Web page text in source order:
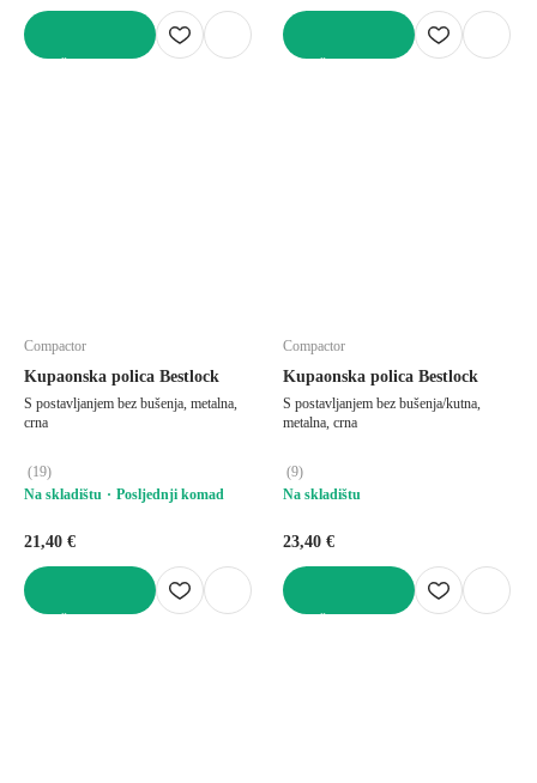
Compactor
Kupaonska polica Bestlock
S postavljanjem bez bušenja, metalna,
crna
(19)
Na skladištu
Posljednji komad
21,40 €
Compactor
Kupaonska polica Bestlock
S postavljanjem bez bušenja/kutna,
metalna, crna
(9)
Na skladištu
23,40 €